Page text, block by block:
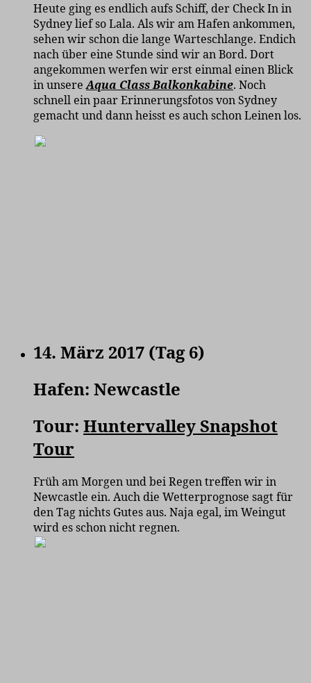
Heute ging es endlich aufs Schiff, der Check In in
Sydney lief so Lala. Als wir am Hafen ankommen,
sehen wir schon die lange Warteschlange. Endich
nach über eine Stunde sind wir an Bord. Dort
angekommen werfen wir erst einmal einen Blick
in unsereAqua Class Balkonkabine. Noch
schnell ein paar Erinnerungsfotos von Sydney
gemacht und dann heisst es auch schon Leinen los.
14. März 2017 (Tag 6)
Hafen: Newcastle
Tour: Huntervalley Snapshot
Tour
Früh am Morgen und bei Regen treffen wir in
Newcastle ein. Auch die Wetterprognose sagt für
den Tag nichts Gutes aus. Naja egal, im Weingut
wird es schon nicht regnen.